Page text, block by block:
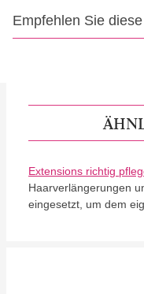
Empfehlen Sie
Extensions richtig
Haarverlängerungen
eingesetzt, um dem